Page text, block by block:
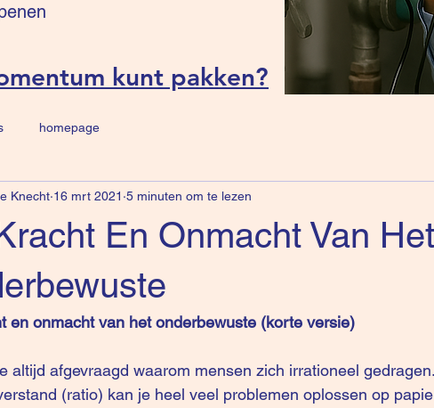
kunt pakken?
homepage
En Onmacht Van Het
Knecht 16 mrt 2021 5 minuten om te lezen
en onmacht van het onderbewuste (korte versie)
altijd afgevraagd waarom mensen zich irrationeel gedragen.
(ratio) kan je heel veel problemen oplossen op